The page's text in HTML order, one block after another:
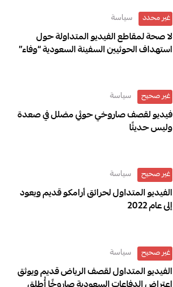
غير محدد سياسة
لا صحة لمقاطع الفيديو المتداولة حول
استهداف الحوثيين السفينة السعودية “وفاء”
غير صحيح سياسة
فيديو لقصف صاروخي حوثي مضلل في صعدة
وليس حديثًا
غير صحيح سياسة
الفيديو المتداول لحرائق أرامكو قديم ويعود
إلى عام 2022
غير صحيح سياسة
الفيديو المتداول لقصف الرياض قديم ويوثق